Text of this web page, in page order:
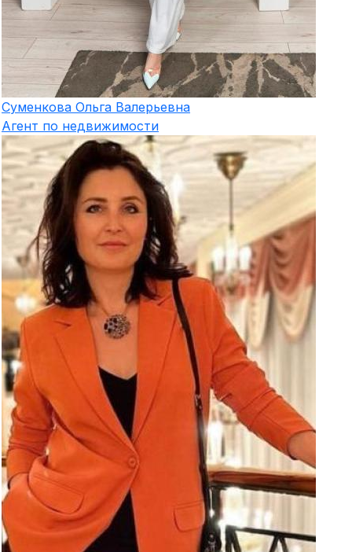
Суменкова Ольга Валерьевна
Агент по недвижимости